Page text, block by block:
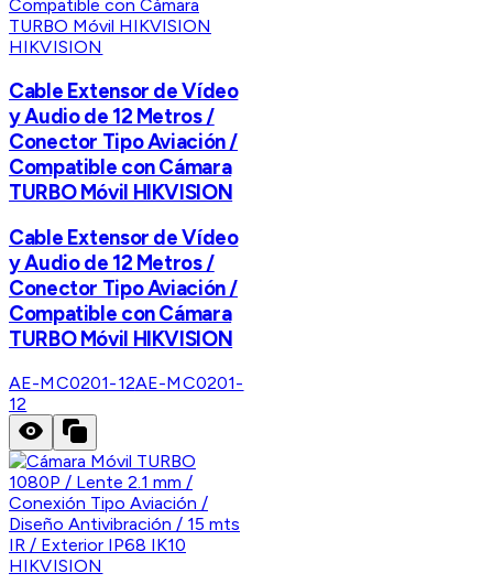
HIKVISION
Cable Extensor de Vídeo
y Audio de 12 Metros /
Conector Tipo Aviación /
Compatible con Cámara
TURBO Móvil HIKVISION
Cable Extensor de Vídeo
y Audio de 12 Metros /
Conector Tipo Aviación /
Compatible con Cámara
TURBO Móvil HIKVISION
AE-MC0201-12AE-MC0201-
12
HIKVISION